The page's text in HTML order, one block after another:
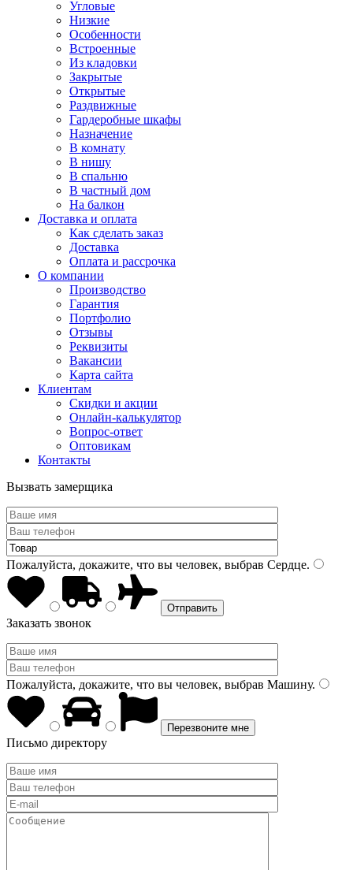
Угловые
Низкие
Особенности
Встроенные
Из кладовки
Закрытые
Открытые
Раздвижные
Гардеробные шкафы
Назначение
В комнату
В нишу
В спальню
В частный дом
На балкон
Доставка и оплата
Как сделать заказ
Доставка
Оплата и рассрочка
О компании
Производство
Гарантия
Портфолио
Отзывы
Реквизиты
Вакансии
Карта сайта
Клиентам
Скидки и акции
Онлайн-калькулятор
Вопрос-ответ
Оптовикам
Контакты
Вызвать замерщика
Пожалуйста, докажите, что вы человек, выбрав Сердце.
Заказать звонок
Пожалуйста, докажите, что вы человек, выбрав Машину.
Письмо директору